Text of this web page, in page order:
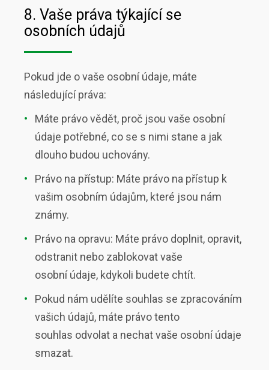
8. Vaše práva týkající se
osobních údajů
Pokud jde o vaše osobní údaje, máte
následující práva:
Máte právo vědět, proč jsou vaše osobní
údaje potřebné, co se s nimi stane a jak
dlouho budou uchovány.
Právo na přístup: Máte právo na přístup k
vašim osobním údajům, které jsou nám
známy.
Právo na opravu: Máte právo doplnit, opravit,
odstranit nebo zablokovat vaše
osobní údaje, kdykoli budete chtít.
Pokud nám udělíte souhlas se zpracováním
vašich údajů, máte právo tento
souhlas odvolat a nechat vaše osobní údaje
smazat.